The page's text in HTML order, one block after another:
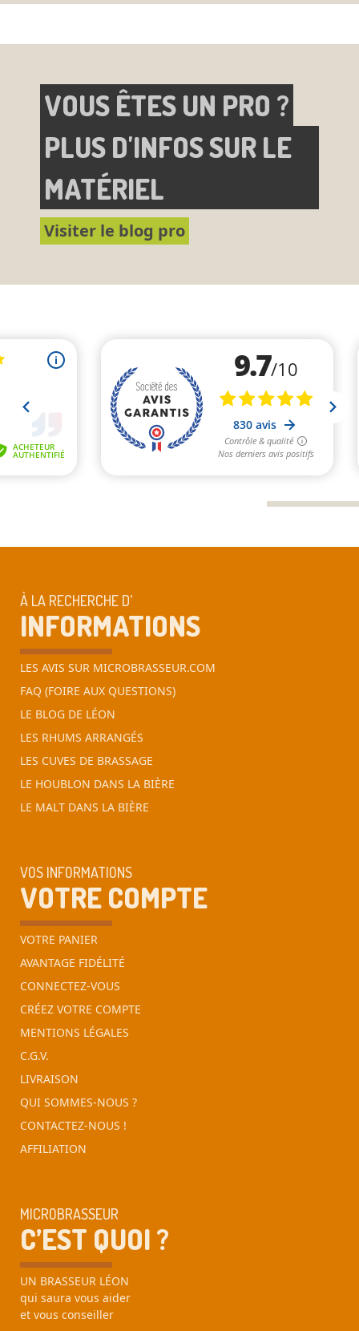
VOUS ÊTES UN PRO ?
PLUS D'INFOS SUR LE
MATÉRIEL
Visiter le blog pro
À LA RECHERCHE D’
INFORMATIONS
LES AVIS SUR MICROBRASSEUR.COM
FAQ (FOIRE AUX QUESTIONS)
LE BLOG DE LÉON
LES RHUMS ARRANGÉS
LES CUVES DE BRASSAGE
LE HOUBLON DANS LA BIÈRE
LE MALT DANS LA BIÈRE
VOS INFORMATIONS
VOTRE COMPTE
VOTRE PANIER
AVANTAGE FIDÉLITÉ
CONNECTEZ-VOUS
CRÉEZ VOTRE COMPTE
MENTIONS LÉGALES
C.G.V.
LIVRAISON
QUI SOMMES-NOUS ?
CONTACTEZ-NOUS !
AFFILIATION
MICROBRASSEUR
C’EST QUOI ?
UN BRASSEUR LÉON
qui saura vous aider
et vous conseiller